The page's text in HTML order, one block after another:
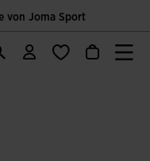
von Joma Sport